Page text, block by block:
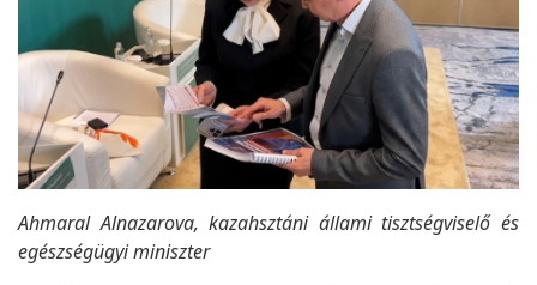
Ahmaral Alnazarova, kazahsztáni állami tisztségviselő és
egészségügyi miniszter